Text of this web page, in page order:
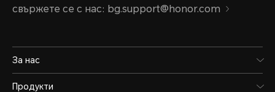
свържете се с нас: bg.support@honor.com
За нас
Продукти